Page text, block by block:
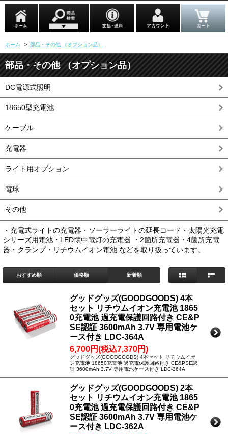
ホーム > 部品・その他 （オプション品）
部品・その他 （オプション品）
DC電源式照明
18650型充電池
ケーブル
充電器
ライト用オプション
電球
その他
・充電式ライトの充電器・ソーラーライトの延長コード・太陽光充電
シリーズ用電池・LED懐中電灯の充電器 ・2箇所充電器・4箇所充電
器・クランプ・リチウムイオン電池 などを取り扱っています。
おすすめ順 価格順 新着順
グッドグッズ(GOODGOODS) 4本
セット リチウムイオン充電池 1865
0充電池 過充電保護回路付き CE&P
SE認証 3600mAh 3.7V 専用電池ケ
ース付き LDC-364A
6,700円(税込7,370円)
グッドグッズ(GOODGOODS) 4本セット リチウムイオ
ン充電池 18650充電池 過充電保護回路付き CE&PSE認
証 3600mAh 3.7V 専用電池ケース付き LDC-364A
グッドグッズ(GOODGOODS) 2本
セット リチウムイオン充電池 1865
0充電池 過充電保護回路付き CE&P
SE認証 3600mAh 3.7V 専用電池ケ
ース付き LDC-362A